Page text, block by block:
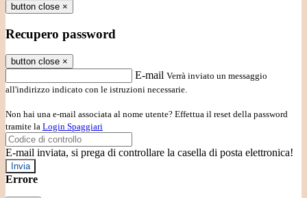
button close ×
Recupero password
button close ×
E-mail Verrà inviato un messaggio
all'indirizzo indicato con le istruzioni necessarie.
Non hai una e-mail associata al nome utente? Effettua il reset della password
tramite la Login Spaggiari
E-mail inviata, si prega di controllare la casella di posta elettronica!
Errore